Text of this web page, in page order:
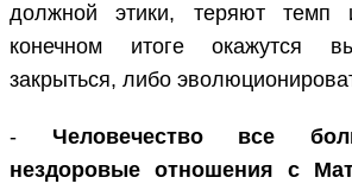
должной этики, теряют
конечном итоге окажутся
закрыться, либо
- Человечество все
нездоровые отношения с